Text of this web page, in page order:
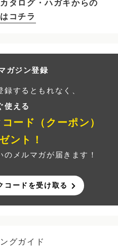
タログ・ハガキからの
コチラ
ガジン登録
録するともれなく、
使える
ード（クーポン）
ント！
メルマガが届きます！
コードを受け取る
グガイド